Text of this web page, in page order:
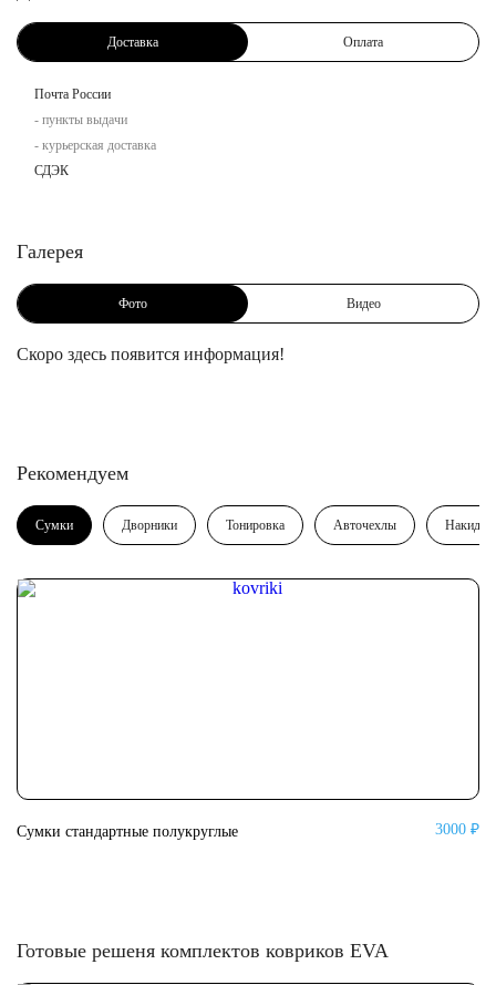
Доставка Оплата
Почта России
- пункты выдачи
- курьерская доставка
СДЭК
Галерея
Фото Видео
Скоро здесь появится информация!
Рекомендуем
Сумки Дворники Тонировка Авточехлы Накидки
Сумки стандартные полукруглые 3000 ₽
Готовые решеня комплектов ковриков EVA